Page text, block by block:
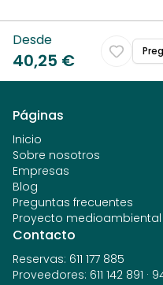
Desde
40,25 €
Páginas
Inicio
Sobre nosotros
Empresas
Blog
Preguntas frecuentes
Proyecto medioambiental
Contacto
Reservas: 611 177 885
Proveedores: 611 142 891 ·